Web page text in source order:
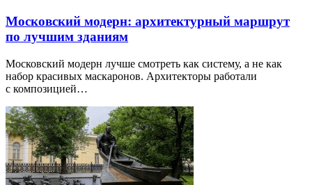
Московский модерн: архитектурный маршрут
по лучшим зданиям
Московский модерн лучше смотреть как систему, а не как
набор красивых маскаронов. Архитекторы работали
с композицией…